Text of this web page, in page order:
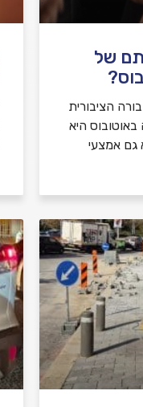
של
הציבורית
היא
גם אמצעי